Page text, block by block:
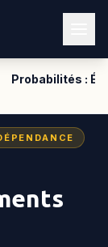
Probabilités :